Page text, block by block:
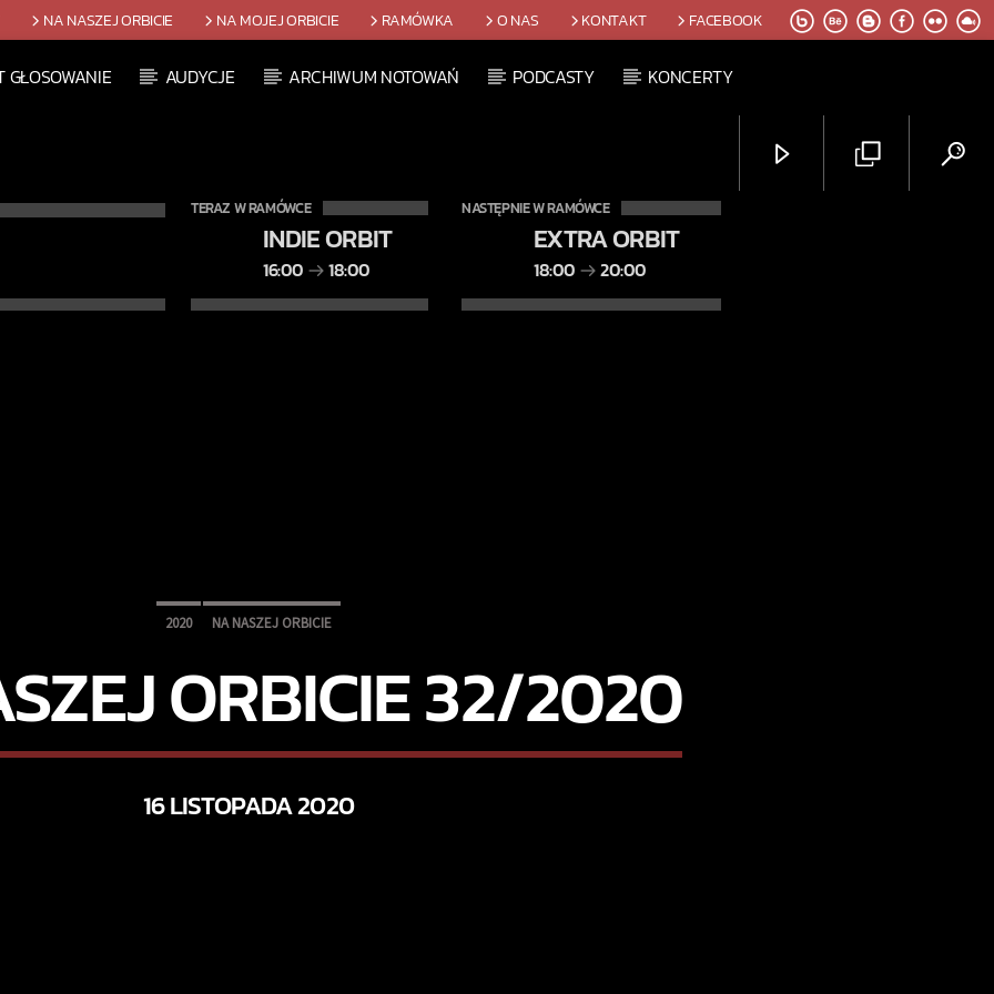
NA NASZEJ ORBICIE NA MOJEJ ORBICIE RAMÓWKA O NAS KONTAKT FACEBOOK
GŁOSOWANIE AUDYCJE ARCHIWUM NOTOWAŃ PODCASTY KONCERTY
TERAZ W RAMÓWCE
INDIE ORBIT
16:00 18:00
NASTĘPNIE W RAMÓWCE
EXTRA ORBIT
18:00 20:00
2020 NA NASZEJ ORBICIE
ORBICIE 32/2020
16 LISTOPADA 2020